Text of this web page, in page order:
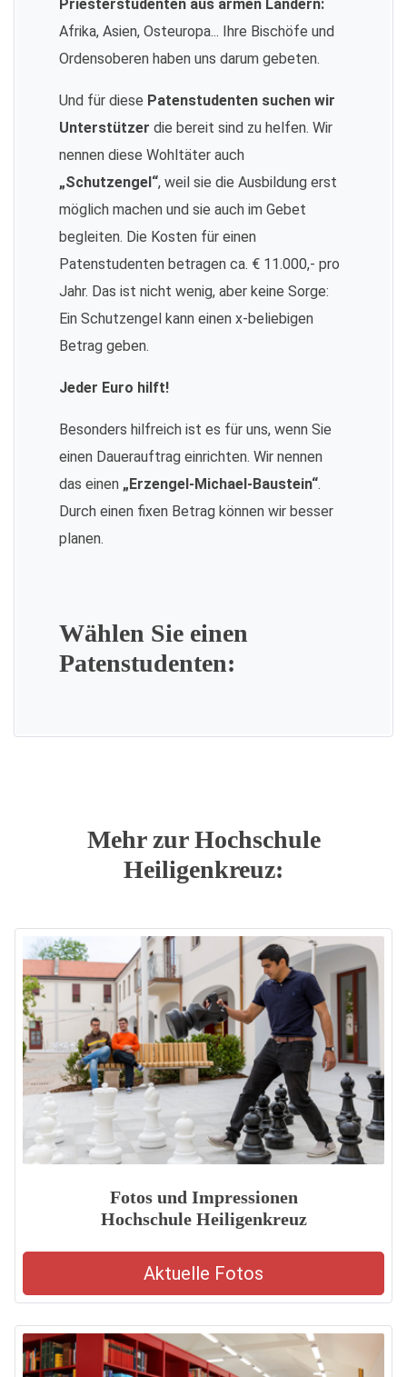
Priesterstudenten aus armen Ländern:
Afrika, Asien, Osteuropa... Ihre Bischöfe und
Ordensoberen haben uns darum gebeten.
Und für diese Patenstudenten suchen wir
Unterstützer die bereit sind zu helfen. Wir
nennen diese Wohltäter auch
„Schutzengel“, weil sie die Ausbildung erst
möglich machen und sie auch im Gebet
begleiten. Die Kosten für einen
Patenstudenten betragen ca. € 11.000,- pro
Jahr. Das ist nicht wenig, aber keine Sorge:
Ein Schutzengel kann einen x-beliebigen
Betrag geben.
Jeder Euro hilft!
Besonders hilfreich ist es für uns, wenn Sie
einen Dauerauftrag einrichten. Wir nennen
das einen „Erzengel-Michael-Baustein“.
Durch einen fixen Betrag können wir besser
planen.
Wählen Sie einen
Patenstudenten:
Mehr zur Hochschule
Heiligenkreuz:
Fotos und Impressionen
Hochschule Heiligenkreuz
Aktuelle Fotos